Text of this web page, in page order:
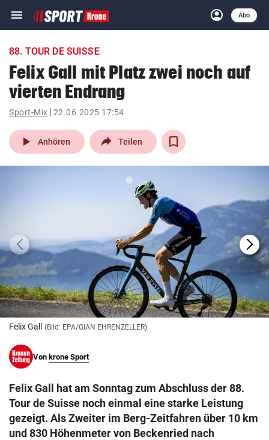
menu Navigation
ein-/ausklappen
account_circle
Anmelden
Abo
close Schließen
account_circle Anmelden
pin_drop
Wien arrow_right
bookmark
© Krone Multimedia GmbH & Co KG 2026
Muthgasse 2, 1190 Wien
88. TOUR DE SUISSE
Felix Gall mit Platz zwei noch auf
vierten Endrang
Sport-Mix 22.06.2025 17:54
play_arrow Anhören Teilen
Felix Gall (Bild: EPA/GIAN EHRENZELLER)
Von krone Sport
Felix Gall hat am Sonntag zum Abschluss der 88.
Tour de Suisse noch einmal eine starke Leistung
gezeigt. Als Zweiter im Berg-Zeitfahren über 10 km
und 830 Höhenmeter von Beckenried nach